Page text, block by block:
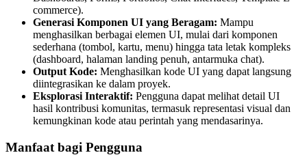
commerce).
Generasi Komponen UI yang Beragam: Mampu
menghasilkan berbagai elemen UI, mulai dari komponen
sederhana (tombol, kartu, menu) hingga tata letak kompleks
(dashboard, halaman landing penuh, antarmuka chat).
Output Kode: Menghasilkan kode UI yang dapat langsung
diintegrasikan ke dalam proyek.
Eksplorasi Interaktif: Pengguna dapat melihat detail UI
hasil kontribusi komunitas, termasuk representasi visual dan
kemungkinan kode atau perintah yang mendasarinya.
Manfaat bagi Pengguna